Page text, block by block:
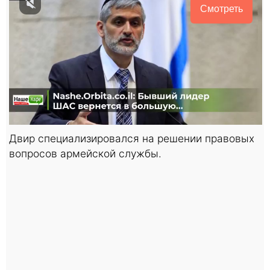
Смотреть
Двир специализировался на решении правовых
вопросов армейской службы.